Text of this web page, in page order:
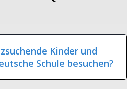
Kinder und
Schule besuchen?